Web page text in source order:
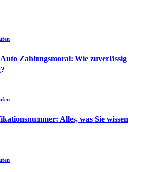
Zahlungsmoral: Wie zuverlässig
Alles, was Sie wissen